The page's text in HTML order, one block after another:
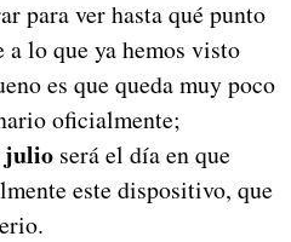
para ver hasta qué punto
a lo que ya hemos visto
es que queda muy poco
oficialmente;
julio será el día en que
este dispositivo, que